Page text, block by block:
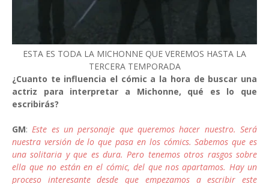
ESTA ES TODA LA MICHONNE QUE VEREMOS HASTA LA
TERCERA TEMPORADA
¿Cuanto te influencia el cómic a la hora de buscar una
actriz para interpretar a Michonne, qué es lo que
escribirás?
GM:Este es un personaje que queremos hacer nuestro. Será
nuestra versión de lo que pasa en los cómics. Sabemos que es
una solitaria y que es dura. Pero tenemos otros rasgos sobre
ella que no están en el cómic, del que nos apartamos. Hay un
proceso interesante desde que empezamos a escribir este